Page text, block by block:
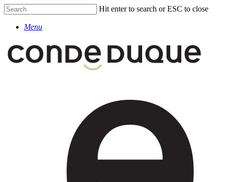
Skip
to
main
Hit enter to search or ESC to close
SearchMenu